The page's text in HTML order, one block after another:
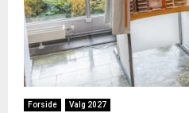
Forside Valg 2027